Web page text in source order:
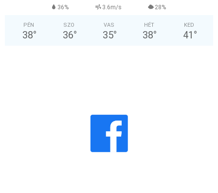
36% 3.6m/s 28%
PÉN
38°
SZO
36°
VAS
35°
HÉT
38°
KED
41 °